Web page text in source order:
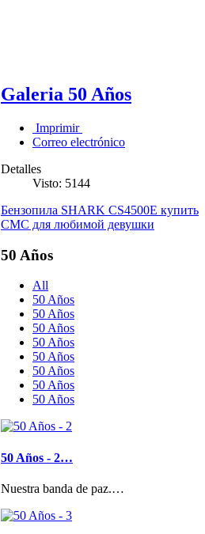
Galeria 50 Años
Imprimir
Correo electrónico
Detalles
Visto: 5144
Бензопила SHARK CS4500E купить
СМС для любимой девушки
50 Años
All
50 Años
50 Años
50 Años
50 Años
50 Años
50 Años
50 Años
50 Años
50 Años - 2…
Nuestra banda de paz.…